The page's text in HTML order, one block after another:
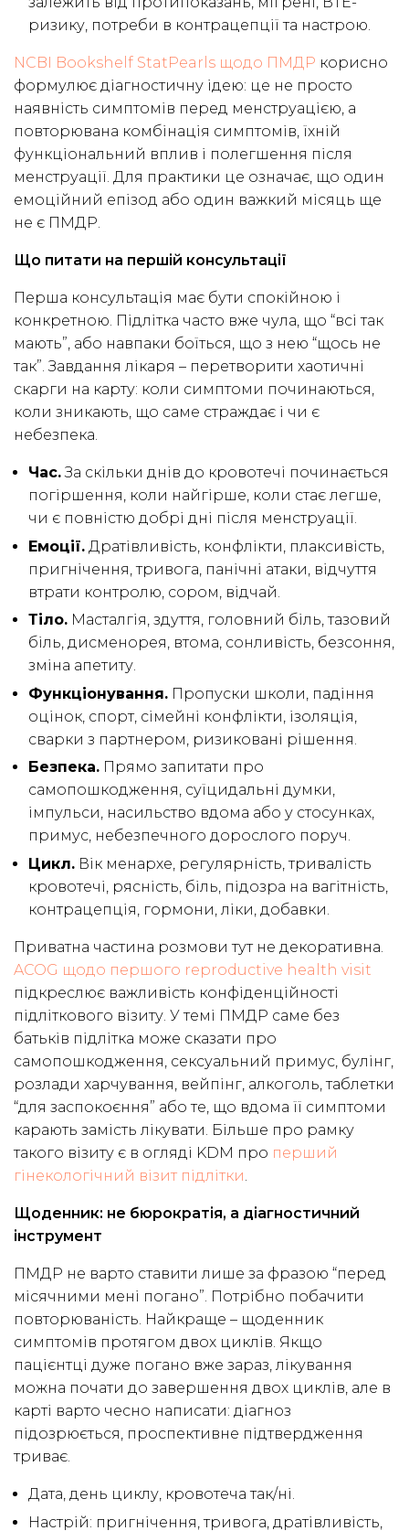
ризику, потреби в контрацепції та настрою.
NCBI Bookshelf StatPearls щодо ПМДР корисно
формулює діагностичну ідею: це не просто
наявність симптомів перед менструацією, а
повторювана комбінація симптомів, їхній
функціональний вплив і полегшення після
менструації. Для практики це означає, що один
емоційний епізод або один важкий місяць ще
не є ПМДР.
Що питати на першій консультації
Перша консультація має бути спокійною і
конкретною. Підлітка часто вже чула, що “всі так
мають”, або навпаки боїться, що з нею “щось не
так”. Завдання лікаря – перетворити хаотичні
скарги на карту: коли симптоми починаються,
коли зникають, що саме страждає і чи є
небезпека.
Час.За скільки днів до кровотечі починається
погіршення, коли найгірше, коли стає легше,
чи є повністю добрі дні після менструації.
Емоції. Дратівливість, конфлікти, плаксивість,
пригнічення, тривога, панічні атаки, відчуття
втрати контролю, сором, відчай.
Тіло. Масталгія, здуття, головний біль, тазовий
біль, дисменорея, втома, сонливість, безсоння,
зміна апетиту.
Функціонування. Пропуски школи, падіння
оцінок, спорт, сімейні конфлікти, ізоляція,
сварки з партнером, ризиковані рішення.
Безпека. Прямо запитати про
самопошкодження, суїцидальні думки,
імпульси, насильство вдома або у стосунках,
примус, небезпечного дорослого поруч.
Цикл. Вік менархе, регулярність, тривалість
кровотечі, рясність, біль, підозра на вагітність,
контрацепція, гормони, ліки, добавки.
Приватна частина розмови тут не декоративна.
ACOG щодо першого reproductive health visit
підкреслює важливість конфіденційності
підліткового візиту. У темі ПМДР саме без
батьків підлітка може сказати про
самопошкодження, сексуальний примус, булінг,
розлади харчування, вейпінг, алкоголь, таблетки
“для заспокоєння” або те, що вдома її симптоми
карають замість лікувати. Більше про рамку
такого візиту є в огляді KDM про перший
гінекологічний візит підлітки.
Щоденник: не бюрократія, а діагностичний
інструмент
ПМДР не варто ставити лише за фразою “перед
місячними мені погано”. Потрібно побачити
повторюваність. Найкраще – щоденник
симптомів протягом двох циклів. Якщо
пацієнтці дуже погано вже зараз, лікування
можна почати до завершення двох циклів, але в
карті варто чесно написати: діагноз
підозрюється, проспективне підтвердження
триває.
Дата, день циклу, кровотеча так/ні.
Настрій: пригнічення, тривога, дратівливість,